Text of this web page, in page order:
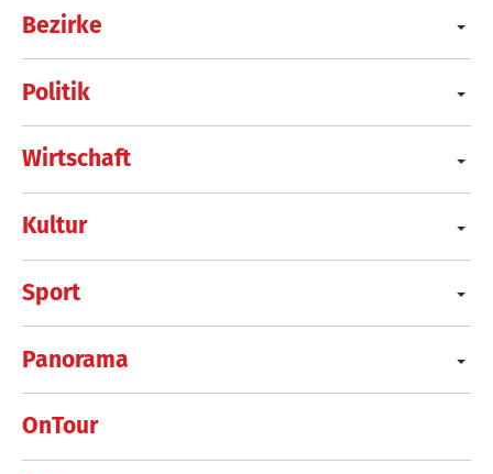
Bezirke
Politik
Wirtschaft
Kultur
Sport
Panorama
OnTour